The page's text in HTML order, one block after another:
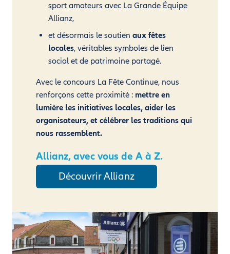
sport amateurs avec La Grande Équipe
Allianz,
et désormais le soutien aux fêtes
locales, véritables symboles de lien
social et de patrimoine partagé.
Avec le concours La Fête Continue, nous
renforçons cette proximité : mettre en
lumière les initiatives locales, aider les
organisateurs, et célébrer les traditions qui
nous rassemblent.
Allianz, avec vous de A à Z.
Découvrir Allianz